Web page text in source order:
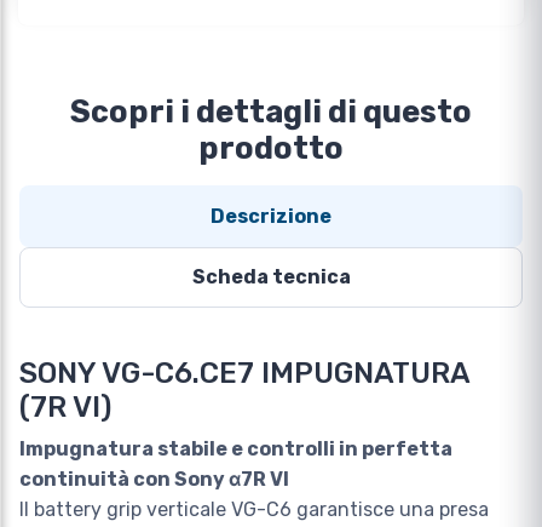
Scopri i dettagli di questo
prodotto
Descrizione
Scheda tecnica
SONY VG-C6.CE7 IMPUGNATURA
(7R VI)
Impugnatura stabile e controlli in perfetta
continuità con Sony α7R VI
Il battery grip verticale VG-C6 garantisce una presa